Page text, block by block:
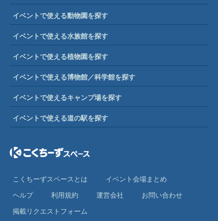
イベントで使える動物園を探す
イベントで使える水族館を探す
イベントで使える植物園を探す
イベントで使える博物館／科学館を探す
イベントで使えるキャンプ場を探す
イベントで使える道の駅を探す
こくちーずスペースとは
イベント会場まとめ
ヘルプ
利⽤規約 運営会社
お問い合わせ
掲載リクエストフォーム